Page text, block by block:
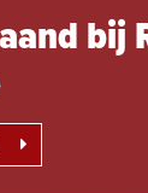
bij